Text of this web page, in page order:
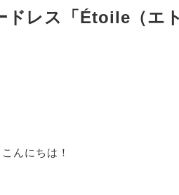
ドレス「Étoile（エ
んにちは！